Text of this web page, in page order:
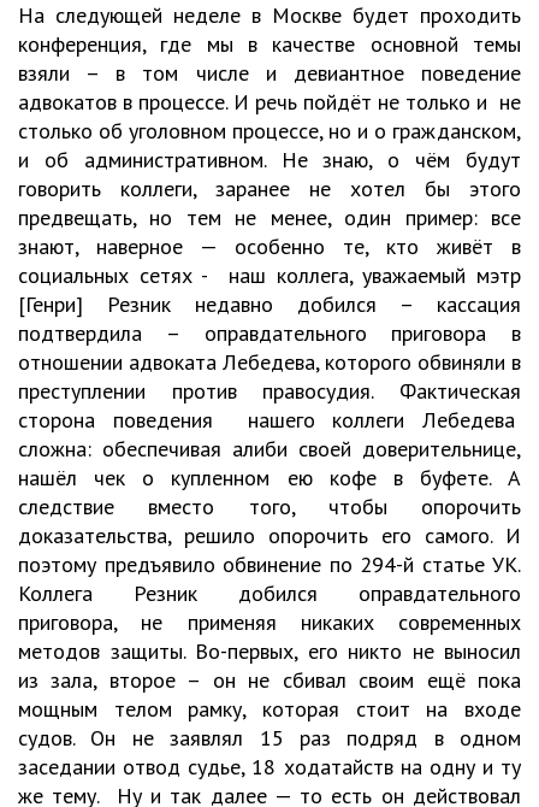
На следующей неделе в Москве будет проходить
конференция, где мы в качестве основной темы
взяли – в том числе и девиантное поведение
адвокатов в процессе. И речь пойдёт не только и не
столько об уголовном процессе, но и о гражданском,
и об административном. Не знаю, о чём будут
говорить коллеги, заранее не хотел бы этого
предвещать, но тем не менее, один пример: все
знают, наверное — особенно те, кто живёт в
социальных сетях - наш коллега, уважаемый мэтр
[Генри] Резник недавно добился – кассация
подтвердила – оправдательного приговора в
отношении адвоката Лебедева, которого обвиняли в
преступлении против правосудия. Фактическая
сторона поведения нашего коллеги Лебедева
сложна: обеспечивая алиби своей доверительнице,
нашёл чек о купленном ею кофе в буфете. А
следствие вместо того, чтобы опорочить
доказательства, решило опорочить его самого. И
поэтому предъявило обвинение по 294-й статье УК.
Коллега Резник добился оправдательного
приговора, не применяя никаких современных
методов защиты. Во-первых, его никто не выносил
из зала, второе – он не сбивал своим ещё пока
мощным телом рамку, которая стоит на входе
судов. Он не заявлял 15 раз подряд в одном
заседании отвод судье, 18 ходатайств на одну и ту
же тему. Ну и так далее — то есть он действовал